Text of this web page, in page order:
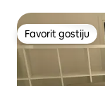
Favorit gostiju
Favorit gostiju